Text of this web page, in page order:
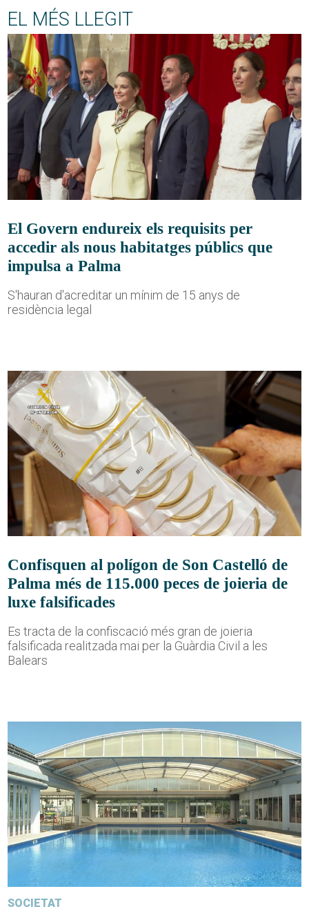
EL MÉS LLEGIT
El Govern endureix els requisits per
accedir als nous habitatges públics que
impulsa a Palma
S'hauran d'acreditar un mínim de 15 anys de
residència legal
Confisquen al polígon de Son Castelló de
Palma més de 115.000 peces de joieria de
luxe falsificades
Es tracta de la confiscació més gran de joieria
falsificada realitzada mai per la Guàrdia Civil a les
Balears
SOCIETAT